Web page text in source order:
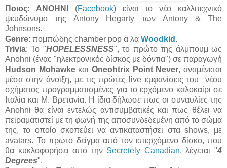
Ποιος: ANOHNI (Facebook) είναι το νέο καλλιτεχνικό
ψευδώνυμο της Antony Hegarty των Antony & The
Johnsons.
Genre: πομπώδης chamber pop α λα Woodkid .
Trivia: Το "HOPELESSNESS", το πρώτο της άλμπουμ ως
Anohni (ένας "ηλεκτρονικός δίσκος με δόντια") σε παραγωγή
Hudson Mohawke καιOneohtrix Point Never, αναμένεται
μέσα στην άνοιξη, με τις πρώτες live εμφανίσεις του νέου
σχήματος προγραμματισμένες για το ερχόμενο καλοκαίρι σε
Ιταλία και Μ. Βρετανία. Η ίδια δήλωσε πως οι συναυλίες της
Anohni θα είναι εντελώς αντισυμβατικές και πως θέλει να
πειραματιστεί με τη φωνή της αποσυνδεδεμένη από το σώμα
της, το οποίο σκοπεύει να αντικαταστήσει στα shows, με
avatars. Το πρώτο δείγμα από τον επερχόμενο δίσκο, που
θα κυκλοφορήσει από την Secretely Canadian, λέγεται "4
Degrees".